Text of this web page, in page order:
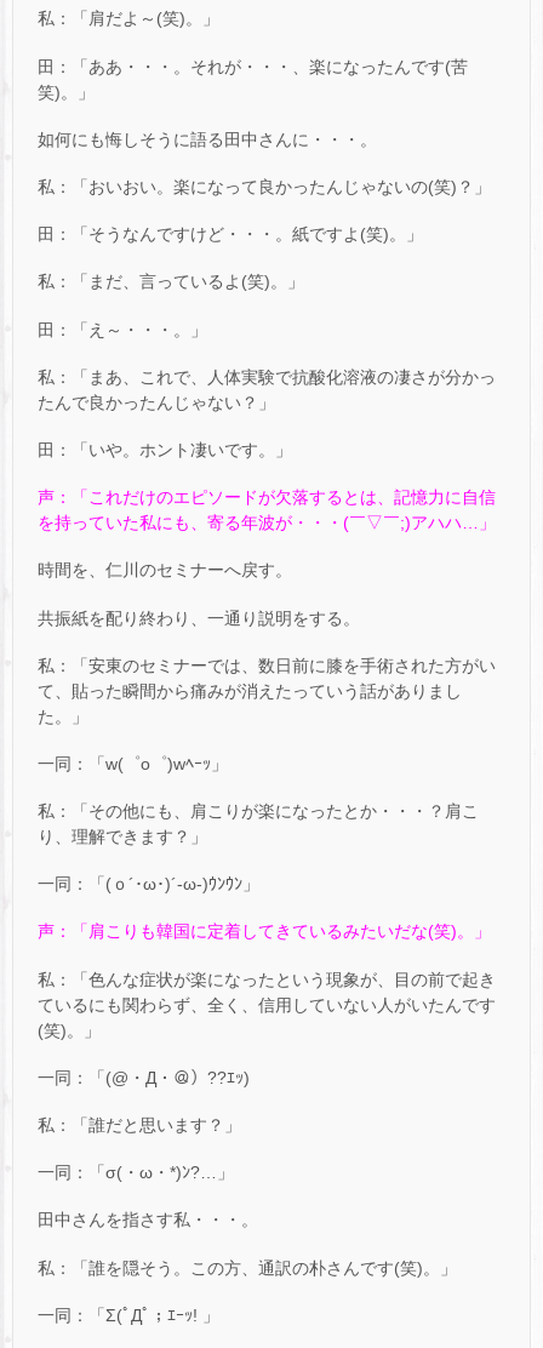
私：「肩だよ～(笑)。」
田：「ああ・・・。それが・・・、楽になったんです(苦
笑)。」
如何にも悔しそうに語る田中さんに・・・。
私：「おいおい。楽になって良かったんじゃないの(笑)？」
田：「そうなんですけど・・・。紙ですよ(笑)。」
私：「まだ、言っているよ(笑)。」
田：「え～・・・。」
私：「まあ、これで、人体実験で抗酸化溶液の凄さが分かっ
たんで良かったんじゃない？」
田：「いや。ホント凄いです。」
声：「これだけのエピソードが欠落するとは、記憶力に自信
を持っていた私にも、寄る年波が・・・(￣▽￣;)アハハ…」
時間を、仁川のセミナーへ戻す。
共振紙を配り終わり、一通り説明をする。
私：「安東のセミナーでは、数日前に膝を手術された方がい
て、貼った瞬間から痛みが消えたっていう話がありまし
た。」
一同：「w(゜o゜)wﾍｰｯ」
私：「その他にも、肩こりが楽になったとか・・・？肩こ
り、理解できます？」
一同：「(ｏ´･ω･)´-ω-)ｳﾝｳﾝ」
声：「肩こりも韓国に定着してきているみたいだな(笑)。」
私：「色んな症状が楽になったという現象が、目の前で起き
ているにも関わらず、全く、信用していない人がいたんです
(笑)。」
一同：「(@・Д・＠）??ｴｯ)
私：「誰だと思います？」
一同：「σ(・ω・*)ﾝ?…」
田中さんを指さす私・・・。
私：「誰を隠そう。この方、通訳の朴さんです(笑)。」
一同：「Σ(ﾟДﾟ；ｴｰｯ! 」